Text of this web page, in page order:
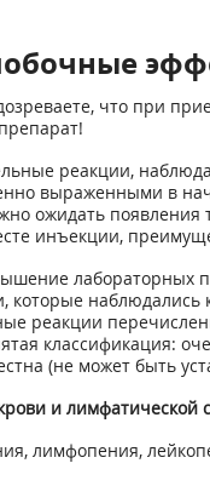
что при
реакции,
выраженными в
ожидать
инъекции,
лабораторных
которые наблюдались
реакции
классификация:
(не может быть
и лимфатической
лимфопения,